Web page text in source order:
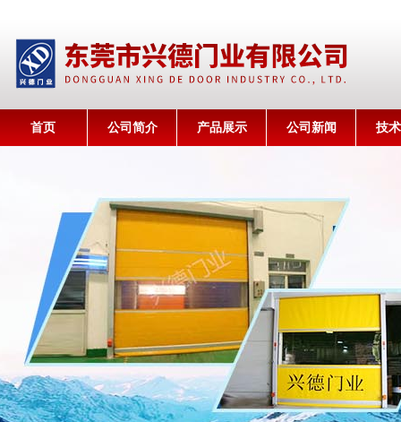
首页 公司简介 产品展示 公司新闻 技